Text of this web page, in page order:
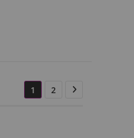
Sie
lesen
gerade
1 Seite
2 Weiter